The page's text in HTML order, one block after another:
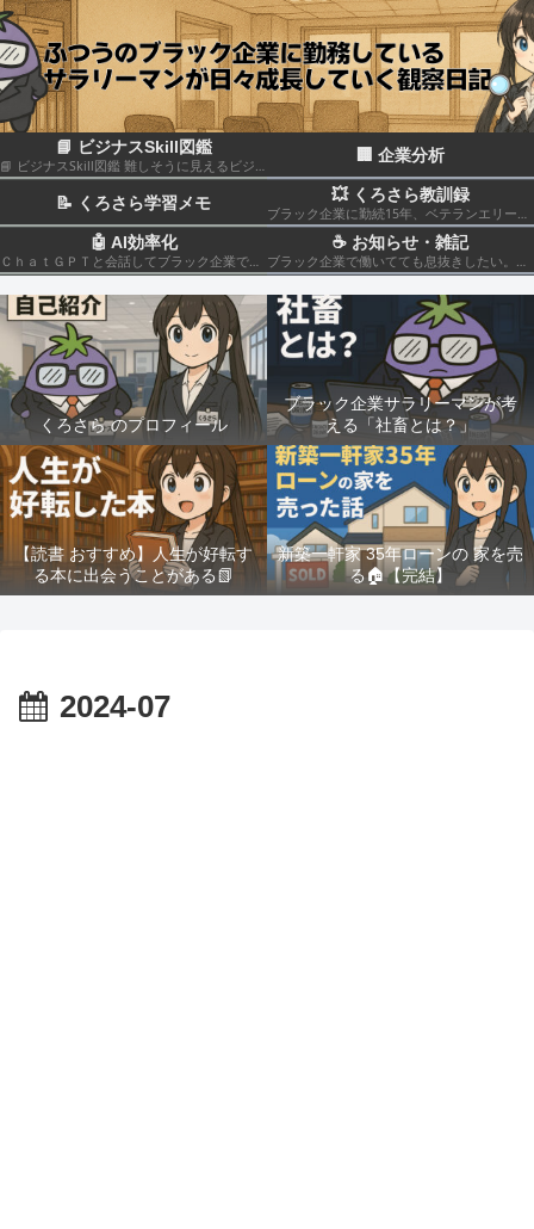
📘 ビジナスSkill図鑑
📘 ビジナスSkill図鑑 難しそうに見えるビジネススキルも、構造化して分解すれば実はカンタン！いろんなスキルの組み合わせだということがわかると思います このカテゴリでは仕事のスキルを“ナスでもわかる”レベルで図解＆やさしく柔らかく解説していきます🍆
🏢 企業分析
📝 くろさら学習メモ 💥 くろさら教訓録
ブラック企業に勤続15年、ベテランエリート社畜サラリーマンの経験を活かした日記です📗
🤖 AI効率化
ＣｈａｔＧＰＴと会話してブラック企業での疲れを癒やしたり、自己成長のための知見を広げる💻
☕ お知らせ・雑記
ブラック企業で働いてても息抜きしたい。。。
くろさら のプロフィール
ブラック企業サラリーマンが考
える「社畜とは？」
【読書 おすすめ】人生が好転す
る本に出会うことがある📗
新築一軒家 35年ローンの 家を売
る🏠️【完結】
2024-07